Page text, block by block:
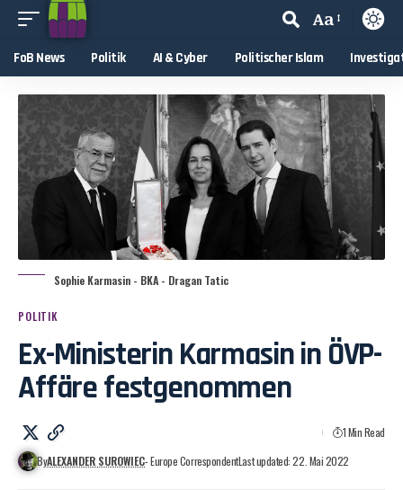
Aa
FoB News Politik AI & Cyber Politischer Islam
Sophie Karmasin - BKA - Dragan Tatic
POLITIK
Ex-Ministerin Karmasin in ÖVP-
Affäre festgenommen
ByALEXANDER SUROWIEC- Europe CorrespondentLast updated: 22. Mai 2022
1 Min Read